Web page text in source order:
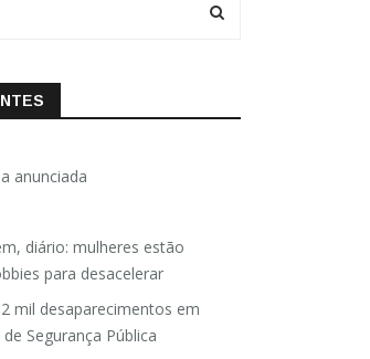
anunciada
diário: mulheres estão
para desacelerar
mil desaparecimentos em
Segurança Pública